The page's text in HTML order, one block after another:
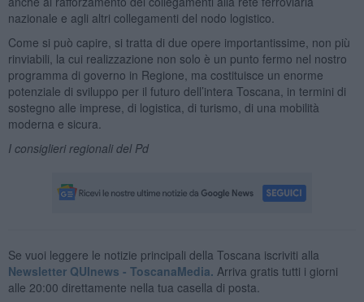
nazionale e agli altri collegamenti del nodo logistico.
Come si può capire, si tratta di due opere importantissime, non più
rinviabili, la cui realizzazione non solo è un punto fermo nel nostro
programma di governo in Regione, ma costituisce un enorme
potenziale di sviluppo per il futuro dell’intera Toscana, in termini di
sostegno alle imprese, di logistica, di turismo, di una mobilità
moderna e sicura.
I consiglieri regionali del Pd
Se vuoi leggere le notizie principali della Toscana iscriviti alla
Newsletter QUInews - ToscanaMedia. Arriva gratis tutti i giorni
alle 20:00 direttamente nella tua casella di posta.